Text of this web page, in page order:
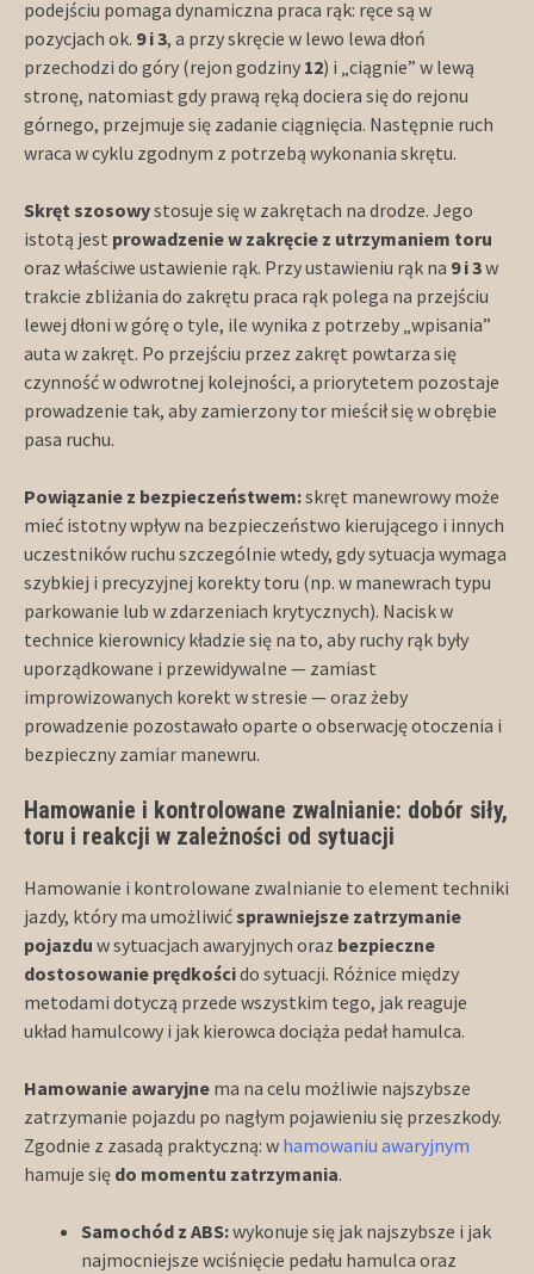
podejściu pomaga dynamiczna praca rąk: ręce są w
pozycjach ok. 9 i 3, a przy skręcie w lewo lewa dłoń
przechodzi do góry (rejon godziny 12) i „ciągnie” w lewą
stronę, natomiast gdy prawą ręką dociera się do rejonu
górnego, przejmuje się zadanie ciągnięcia. Następnie ruch
wraca w cyklu zgodnym z potrzebą wykonania skrętu.
Skręt szosowystosuje się w zakrętach na drodze. Jego
istotą jest prowadzenie w zakręcie z utrzymaniem toru
oraz właściwe ustawienie rąk. Przy ustawieniu rąk na 9 i 3w
trakcie zbliżania do zakrętu praca rąk polega na przejściu
lewej dłoni w górę o tyle, ile wynika z potrzeby „wpisania”
auta w zakręt. Po przejściu przez zakręt powtarza się
czynność w odwrotnej kolejności, a priorytetem pozostaje
prowadzenie tak, aby zamierzony tor mieścił się w obrębie
pasa ruchu.
Powiązanie z bezpieczeństwem:skręt manewrowy może
mieć istotny wpływ na bezpieczeństwo kierującego i innych
uczestników ruchu szczególnie wtedy, gdy sytuacja wymaga
szybkiej i precyzyjnej korekty toru (np. w manewrach typu
parkowanie lub w zdarzeniach krytycznych). Nacisk w
technice kierownicy kładzie się na to, aby ruchy rąk były
uporządkowane i przewidywalne — zamiast
improwizowanych korekt w stresie — oraz żeby
prowadzenie pozostawało oparte o obserwację otoczenia i
bezpieczny zamiar manewru.
Hamowanie i kontrolowane zwalnianie: dobór siły,
toru i reakcji w zależności od sytuacji
Hamowanie i kontrolowane zwalnianie to element techniki
jazdy, który ma umożliwićsprawniejsze zatrzymanie
pojazdu w sytuacjach awaryjnych oraz bezpieczne
dostosowanie prędkoścido sytuacji. Różnice między
metodami dotyczą przede wszystkim tego, jak reaguje
układ hamulcowy i jak kierowca dociąża pedał hamulca.
Hamowanie awaryjne ma na celu możliwie najszybsze
zatrzymanie pojazdu po nagłym pojawieniu się przeszkody.
Zgodnie z zasadą praktyczną: w hamowaniu awaryjnym
hamuje się do momentu zatrzymania.
Samochód z ABS:wykonuje się jak najszybsze i jak
najmocniejsze wciśnięcie pedału hamulca oraz